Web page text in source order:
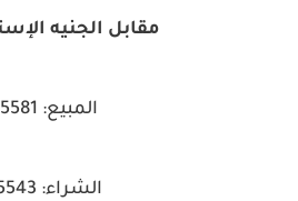
مقابل الجنيه
المبيع: 5581
الشراء: 5543